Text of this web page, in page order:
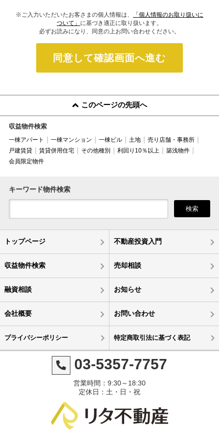
※ご入力いただいたお客さまの個人情報は、
「個人情報のお取り扱いに
ついて」 に基づき適正に取り扱います。
必ずお読みになり、同意の上お問い合わせください。
同意して確認画面へ進む
このページの先頭へ
収益物件検索
一棟アパート 一棟マンション 一棟ビル 土地
売り店舗・事務所
戸建賃貸
賃貸併用住宅 その他種別 利回り10％以上
築浅物件
会員限定物件
キーワード物件検索
検索
トップページ 不動産投資入門
収益物件検索 売却相談
融資相談 お知らせ
会社概要 お問い合わせ
プライバシーポリシー 特定商取引法に基づく表記
03-5357-7757
営業時間：9:30～18:30
定休日：土・日・祝